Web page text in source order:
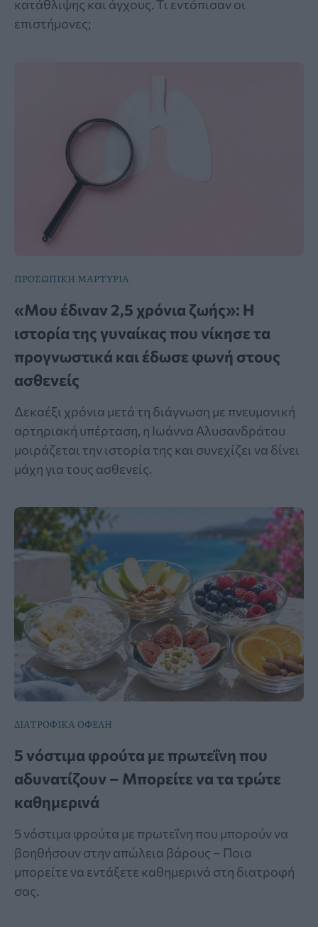
κατάθλιψης και άγχους. Τι εντόπισαν οι
επιστήμονες;
ΠΡΟΣΩΠΙΚΗ ΜΑΡΤΥΡΙΑ
«Μου έδιναν 2,5 χρόνια ζωής»: Η
ιστορία της γυναίκας που νίκησε τα
προγνωστικά και έδωσε φωνή στους
ασθενείς
Δεκαέξι χρόνια μετά τη διάγνωση με πνευμονική
αρτηριακή υπέρταση, η Ιωάννα Αλυσανδράτου
μοιράζεται την ιστορία της και συνεχίζει να δίνει
μάχη για τους ασθενείς.
ΔΙΑΤΡΟΦΙΚΑ ΟΦΕΛΗ
5 νόστιμα φρούτα με πρωτεΐνη που
αδυνατίζουν – Μπορείτε να τα τρώτε
καθημερινά
5 νόστιμα φρούτα με πρωτεΐνη που μπορούν να
βοηθήσουν στην απώλεια βάρους – Ποια
μπορείτε να εντάξετε καθημερινά στη διατροφή
σας.